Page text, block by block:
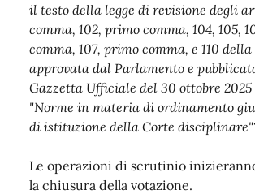
il testo della legge di revisione degli
comma, 102, primo comma, 104, 105,
comma, 107, primo comma, e 110
approvata dal Parlamento e
Gazzetta Ufficiale del 30 ottobre
"Norme in materia di ordinamento
di istituzione della Corte
Le operazioni di scrutinio
la chiusura della votazione.